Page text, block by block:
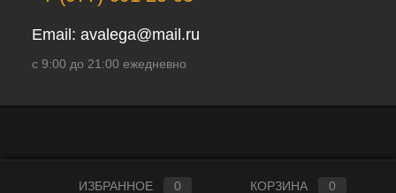
Email: avalega@mail.ru
с 9:00 до 21:00 ежедневно
ИЗБРАННОЕ 0 КОРЗИНА 0